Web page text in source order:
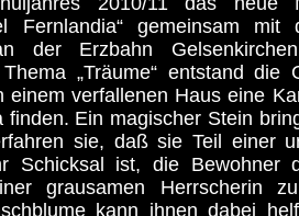
Fernlandia“ gemeinsam
der Erzbahn
„Träume“ entstand die
einem verfallenen Haus eine
finden. Ein magischer Stein
sie, daß sie Teil einer
Schicksal ist, die Bewohner
grausamen Herrscherin
kann ihnen dabei